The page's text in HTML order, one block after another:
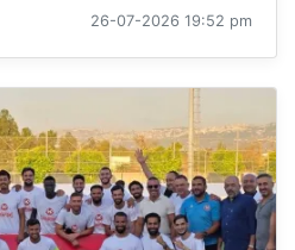
26-07-2026 19:52 pm